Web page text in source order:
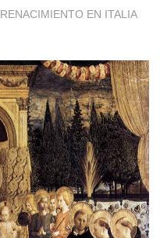
RENACIMIENTO EN ITALIA